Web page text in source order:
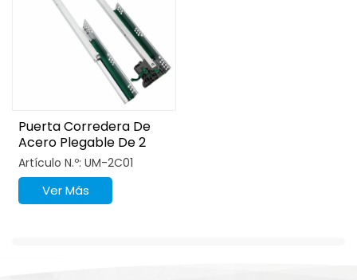
Puerta Corredera De
Acero Plegable De 2
Pliegues Y Fácil De
Instalar Con Parte
Ajustable
Artículo N.º: UM-2C01
Ver Más